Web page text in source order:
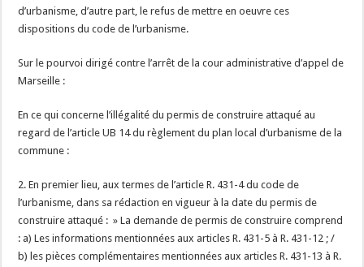
d’urbanisme, d’autre part, le refus de mettre en oeuvre ces
dispositions du code de l’urbanisme.
Sur le pourvoi dirigé contre l’arrêt de la cour administrative d’appel de
Marseille :
En ce qui concerne l’illégalité du permis de construire attaqué au
regard de l’article UB 14 du règlement du plan local d’urbanisme de la
commune :
2. En premier lieu, aux termes de l’article R. 431-4 du code de
l’urbanisme, dans sa rédaction en vigueur à la date du permis de
construire attaqué : » La demande de permis de construire comprend
: a) Les informations mentionnées aux articles R. 431-5 à R. 431-12 ; /
b) les pièces complémentaires mentionnées aux articles R. 431-13 à R.